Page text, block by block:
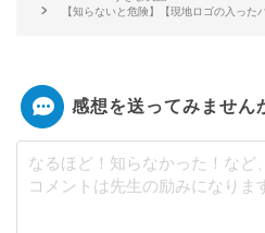
【知らないと危険】【現地ロゴの入った
感想を送ってみません